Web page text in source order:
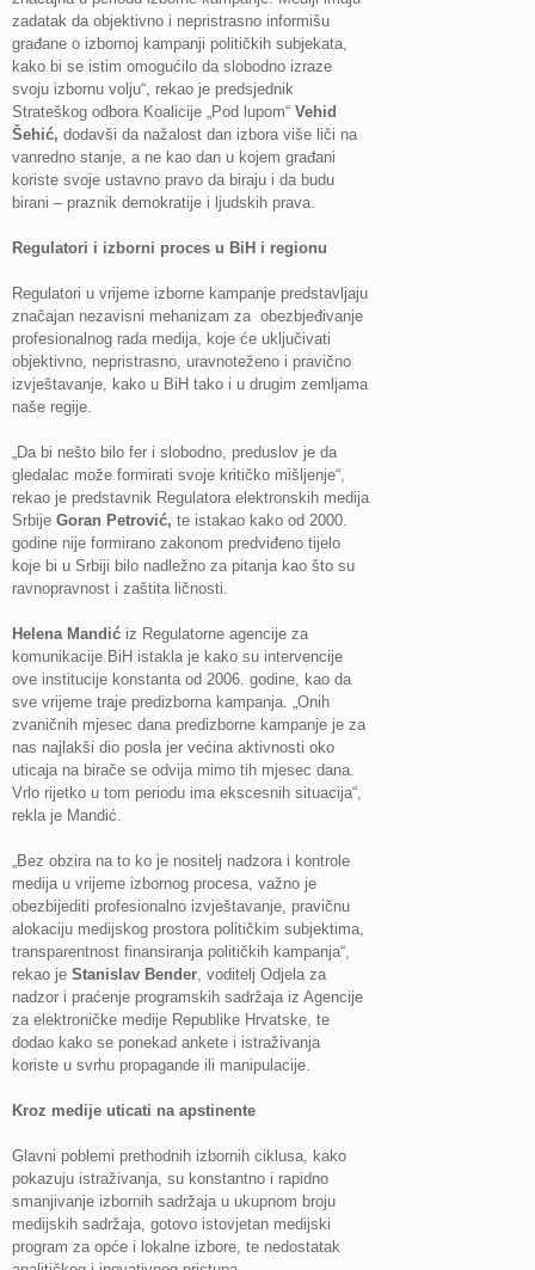
zadatak da objektivno i nepristrasno informišu
građane o izbornoj kampanji političkih subjekata,
kako bi se istim omogućilo da slobodno izraze
svoju izbornu volju“, rekao je predsjednik
Strateškog odbora Koalicije „Pod lupom“ Vehid
Šehić, dodavši da nažalost dan izbora više liči na
vanredno stanje, a ne kao dan u kojem građani
koriste svoje ustavno pravo da biraju i da budu
birani – praznik demokratije i ljudskih prava.
Regulatori i izborni proces u BiH i regionu
Regulatori u vrijeme izborne kampanje predstavljaju
značajan nezavisni mehanizam za obezbjeđivanje
profesionalnog rada medija, koje će uključivati
objektivno, nepristrasno, uravnoteženo i pravično
izvještavanje, kako u BiH tako i u drugim zemljama
naše regije.
„Da bi nešto bilo fer i slobodno, preduslov je da
gledalac može formirati svoje kritičko mišljenje“,
rekao je predstavnik Regulatora elektronskih medija
Srbije Goran Petrović, te istakao kako od 2000.
godine nije formirano zakonom predviđeno tijelo
koje bi u Srbiji bilo nadležno za pitanja kao što su
ravnopravnost i zaštita ličnosti.
Helena Mandić iz Regulatorne agencije za
komunikacije BiH istakla je kako su intervencije
ove institucije konstanta od 2006. godine, kao da
sve vrijeme traje predizborna kampanja. „Onih
zvaničnih mjesec dana predizborne kampanje je za
nas najlakši dio posla jer većina aktivnosti oko
uticaja na birače se odvija mimo tih mjesec dana.
Vrlo rijetko u tom periodu ima ekscesnih situacija“,
rekla je Mandić.
„Bez obzira na to ko je nositelj nadzora i kontrole
medija u vrijeme izbornog procesa, važno je
obezbijediti profesionalno izvještavanje, pravičnu
alokaciju medijskog prostora političkim subjektima,
transparentnost finansiranja političkih kampanja“,
rekao je Stanislav Bender, voditelj Odjela za
nadzor i praćenje programskih sadržaja iz Agencije
za elektroničke medije Republike Hrvatske, te
dodao kako se ponekad ankete i istraživanja
koriste u svrhu propagande ili manipulacije.
Kroz medije uticati na apstinente
Glavni poblemi prethodnih izbornih ciklusa, kako
pokazuju istraživanja, su konstantno i rapidno
smanjivanje izbornih sadržaja u ukupnom broju
medijskih sadržaja, gotovo istovjetan medijski
program za opće i lokalne izbore, te nedostatak